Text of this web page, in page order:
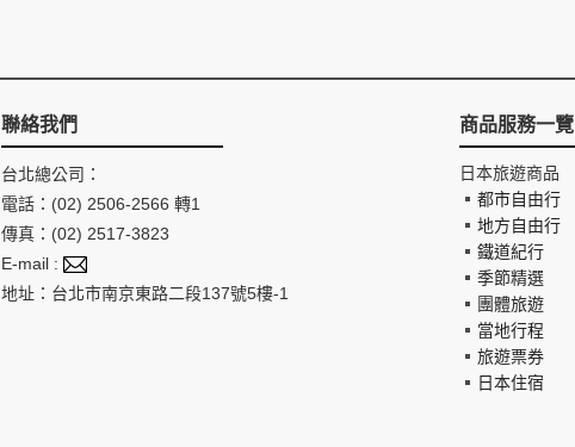
聯絡我們
台北總公司：
電話：(02) 2506-2566 轉1
傳真：(02) 2517-3823
E-mail :
地址：台北市南京東路二段137號5樓-1
商品服務一覽
日本旅遊商品
都市自由行
地方自由行
鐵道紀行
季節精選
團體旅遊
當地行程
旅遊票券
日本住宿